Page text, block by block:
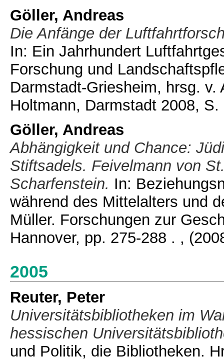
Göller, Andreas
Die Anfänge der
In: Ein Jahrhundert
Forschung und
Darmstadt-Griesheim, hrsg. v.
Holtmann, Darmstadt 2008,
Göller, Andreas
Abhängigkeit und Chance:
Stiftsadels. Feivelmann von
Scharfenstein. In:
während des Mittelalters und
Müller. Forschungen zur
Hannover, pp. 275-288 . ,
2005
Reuter, Peter
Universitätsbibliotheken im
hessischen
und Politik, die Bibliotheken.